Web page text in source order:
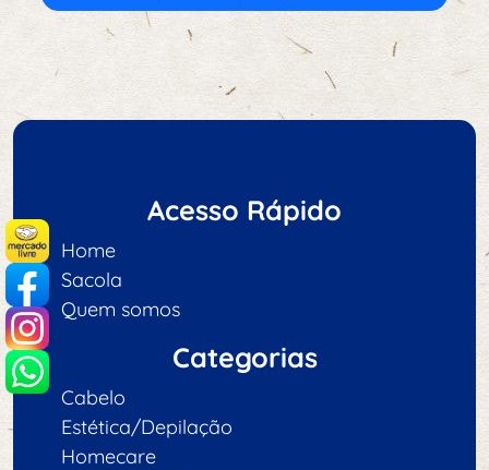
Acesso Rápido
Home
Sacola
Quem somos
Categorias
Cabelo
Estética/Depilação
Homecare